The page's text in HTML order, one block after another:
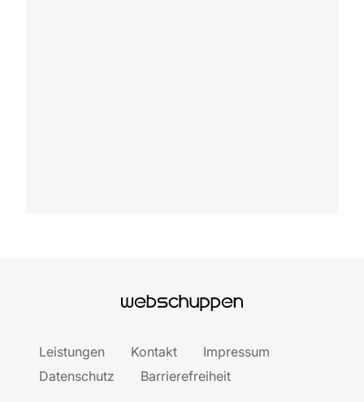
Leistungen Kontakt
Impressum
Datenschutz
Barrierefreiheit